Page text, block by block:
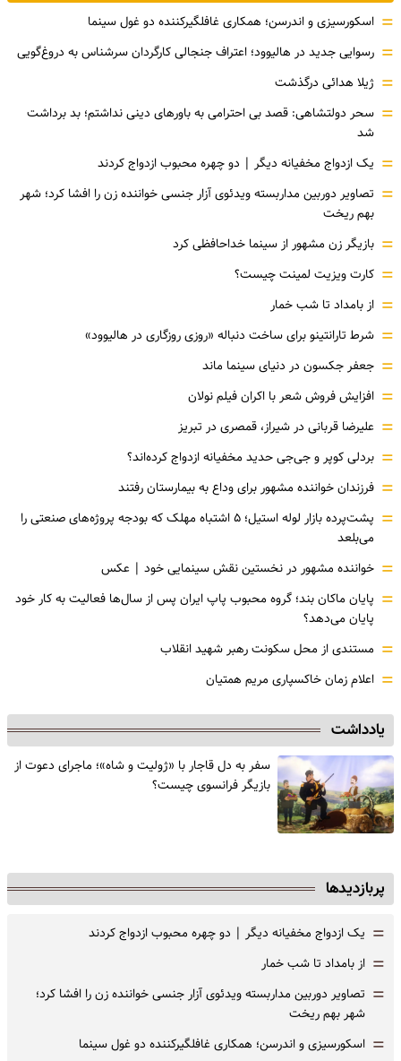
= اسکورسیزی و اندرسن؛ همکاری غافلگیرکننده دو غول سینما
= رسوایی جدید در هالیوود؛ اعتراف جنجالی کارگردان سرشناس به دروغ‌گویی
= ژیلا هدائی درگذشت
= سحر دولتشاهی: قصد بی احترامی به باورهای دینی نداشتم؛ بد برداشت
شد
= یک ازدواج مخفیانه دیگر | دو چهره محبوب ازدواج کردند
= تصاویر دوربین مداربسته ویدئوی آزار جنسی خواننده زن را افشا کرد؛ شهر
بهم ریخت
= بازیگر زن مشهور از سینما خداحافظی کرد
= کارت ویزیت لمینت چیست؟
= از بامداد تا شب خمار
= شرط تارانتینو برای ساخت دنباله «روزی روزگاری در هالیوود»
= جعفر جکسون در دنیای سینما ماند
= افزایش فروش شعر با اکران فیلم نولان
= علیرضا قربانی در شیراز، قمصری در تبریز
= بردلی کوپر و جی‌جی حدید مخفیانه ازدواج کرده‌اند؟
= فرزندان خواننده مشهور برای وداع به بیمارستان رفتند
=
پشت‌پرده بازار لوله استیل؛ ۵ اشتباه مهلک که بودجه پروژه‌های صنعتی را
می‌بلعد
= خواننده مشهور در نخستین نقش سینمایی خود |‌ عکس
= پایان ماکان بند؛ گروه محبوب پاپ ایران پس از سال‌ها فعالیت به کار خود
پایان می‌دهد؟
= مستندی از محل سکونت رهبر شهید انقلاب
= اعلام زمان خاکسپاری مریم همتیان
یادداشت
سفر به دل قاجار با «ژولیت و شاه»؛ ماجرای دعوت از
‌بازیگر فرانسوی چیست؟
پربازدیدها
= یک ازدواج مخفیانه دیگر | دو چهره محبوب ازدواج کردند
= از بامداد تا شب خمار
= تصاویر دوربین مداربسته ویدئوی آزار جنسی خواننده زن را افشا کرد؛
شهر بهم ریخت
= اسکورسیزی و اندرسن؛ همکاری غافلگیرکننده دو غول سینما